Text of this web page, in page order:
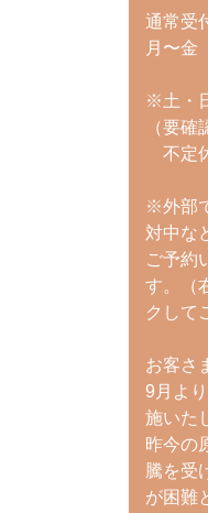
通常受
月〜
※土・
（要確
不定
※外部
対中な
ご予約
す。（
クして
お客さ
9月よ
施いた
昨今の
騰を受
が困難